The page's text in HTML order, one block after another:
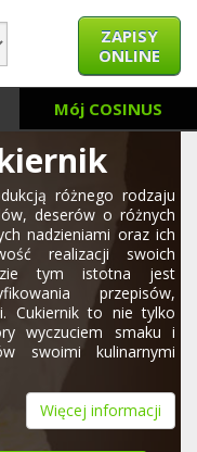
ZAPISY
ONLINE
Mój COSINUS
różnego rodzaju
deserów o różnych
nadzieniami oraz ich
realizacji swoich
tym istotna jest
przepisów,
Cukiernik to nie tylko
wyczuciem smaku i
swoimi kulinarnymi
Więcej informacji